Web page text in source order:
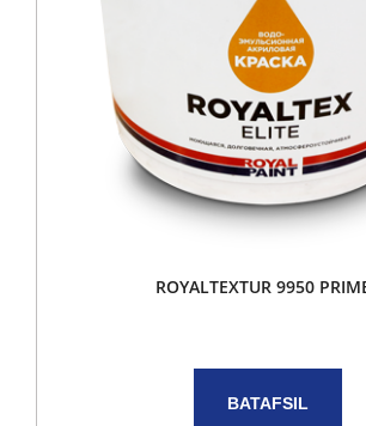
ROYALTEXTUR 9950
BATAFSIL